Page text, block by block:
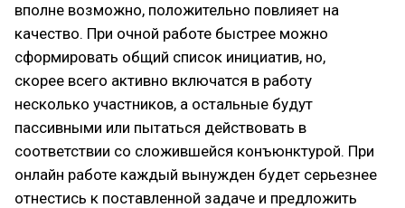
вполне возможно, положительно повлияет на
качество. При очной работе быстрее можно
сформировать общий список инициатив, но,
скорее всего активно включатся в работу
несколько участников, а остальные будут
пассивными или пытаться действовать в
соответствии со сложившейся конъюнктурой. При
онлайн работе каждый вынужден будет серьезнее
отнестись к поставленной задаче и предложить